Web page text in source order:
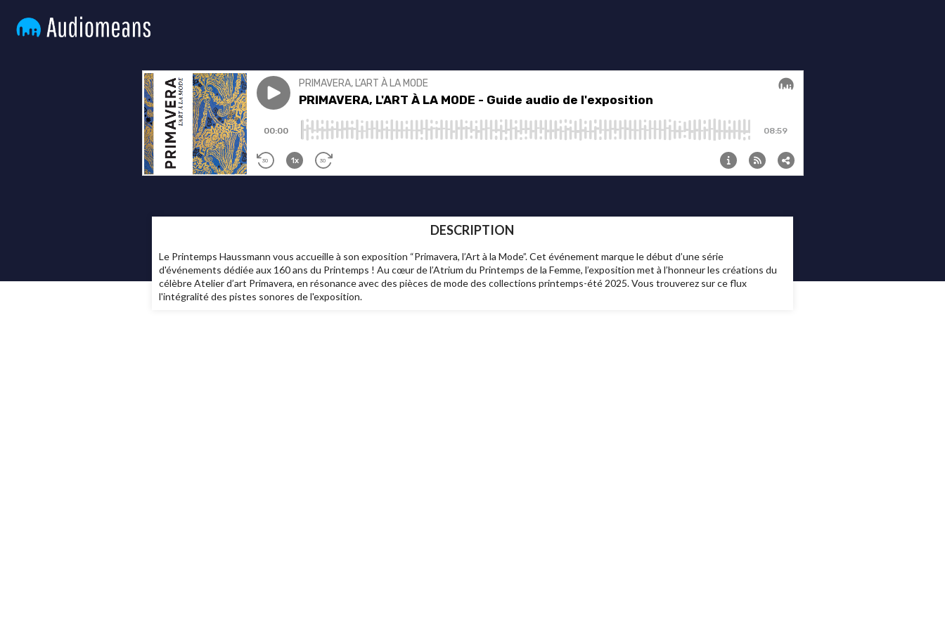
DESCRIPTION
Le Printemps Haussmann vous accueille à son exposition “Primavera, l’Art à la Mode”. Cet événement marque le début d’une série
d'événements dédiée aux 160 ans du Printemps ! Au cœur de l’Atrium du Printemps de la Femme, l’exposition met à l’honneur les créations du
célèbre Atelier d’art Primavera, en résonance avec des pièces de mode des collections printemps-été 2025. Vous trouverez sur ce flux
l'intégralité des pistes sonores de l'exposition.